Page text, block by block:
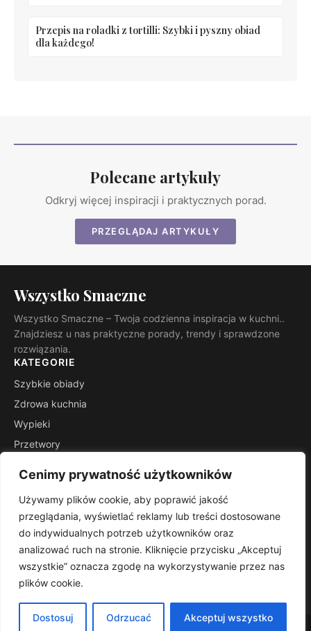
Cenimy prywatność użytkowników
Używamy plików cookie, aby poprawić jakość
przeglądania, wyświetlać reklamy lub treści dostosowane
do indywidualnych potrzeb użytkowników oraz
analizować ruch na stronie. Kliknięcie przycisku „Akceptuj
wszystkie” oznacza zgodę na wykorzystywanie przez nas
plików cookie.
Dostosuj Odrzucać Akceptuj wszystko
Przepis na roladki z tortilli: Szybki i pyszny obiad
dla każdego!
Polecane artykuły
Odkryj więcej inspiracji i praktycznych porad.
PRZEGLĄDAJ ARTYKUŁY
Wszystko Smaczne
Wszystko Smaczne – Twoja codzienna inspiracja w kuchni..
Znajdziesz u nas praktyczne porady, trendy i sprawdzone
rozwiązania.
KATEGORIE
Szybkie obiady
Zdrowa kuchnia
Wypieki
Przetwory
Porady mistrza
INFORMACJE
Kontakt
Mapa witryny
Polityka prywatności
RSS